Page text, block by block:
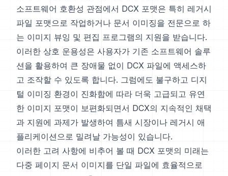
소프트웨어 호환성 관점에서 DCX 포맷은 특히 레거시
파일 포맷으로 작업하거나 문서 이미징을 전문으로 하
는 이미지 뷰잉 및 편집 프로그램의 지원을 받습니다.
이러한 상호 운용성은 사용자가 기존 소프트웨어 솔루
션을 활용하여 큰 장애물 없이 DCX 파일에 액세스하
고 조작할 수 있도록 합니다. 그럼에도 불구하고 디지
털 이미징 환경이 진화함에 따라 더욱 고급되고 유연
한 이미지 포맷이 보편화되면서 DCX의 지속적인 채택
과 지원에 과제가 발생하여 틈새 시장이나 레거시 애
플리케이션으로 밀려날 가능성이 있습니다.
이러한 고려 사항에 비추어 볼 때 DCX 포맷의 미래는
다중 페이지 문서 이미지를 단일 파일에 효율적으로